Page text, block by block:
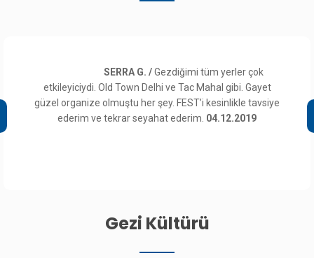
SERRA G. /Gezdiğimi tüm yerler çok
etkileyiciydi. Old Town Delhi ve Tac Mahal gibi. Gayet
güzel organize olmuştu her şey. FEST’i kesinlikle tavsiye
ederim ve tekrar seyahat ederim. 04.12.2019
Gezi Kültürü